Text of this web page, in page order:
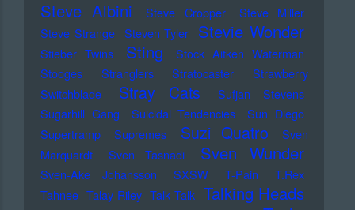
Steve Albini Steve Cropper
Steve Miller
Steve Strange Steven Tyler Stevie Wonder
Stieber Twins Sting
Stock Aitken Waterman
Stooges
Stranglers Stratocaster
Strawberry
Switchblade
Stray Cats
Sufjan Stevens
Sugarhill Gang
Suicidal Tendencies
Sun Diego
Supertramp
Supremes Suzi Quatro
Sven
Marquardt
Sven Tasnadi Sven Wunder
Sven-Ake Johansson SXSW T-Pain
T.Rex
Tahnee Talay Riley Talk Talk Talking Heads